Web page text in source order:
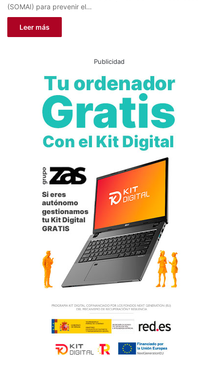
(SOMAI) para prevenir el…
Leer más
Publicidad